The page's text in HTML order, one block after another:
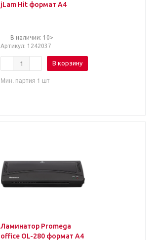
jLam Hit формат A4
В наличии: 10>
Артикул: 1242037
В корзину
Мин. партия 1 шт
Ламинатор Promega
office OL-280 формат А4